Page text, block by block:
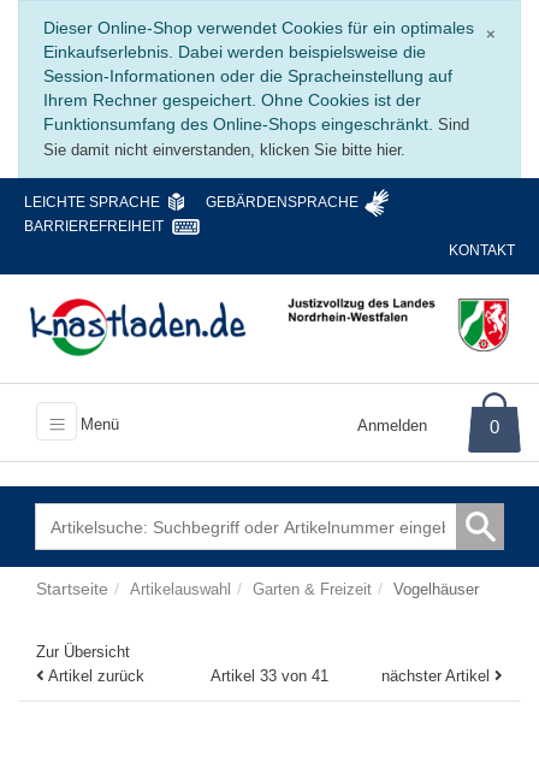
×
Dieser Online-Shop verwendet Cookies für ein optimales
Einkaufserlebnis. Dabei werden beispielsweise die
Session-Informationen oder die Spracheinstellung auf
Ihrem Rechner gespeichert. Ohne Cookies ist der
Funktionsumfang des Online-Shops eingeschränkt. Sind
Sie damit nicht einverstanden, klicken Sie bitte hier.
LEICHTE SPRACHE
GEBÄRDENSPRACHE
BARRIEREFREIHEIT
KONTAKT
Menü Anmelden 0
Startseite Artikelauswahl Garten & Freizeit Vogelhäuser
Zur Übersicht
Artikel zurück
Artikel 33 von 41 nächster Artikel